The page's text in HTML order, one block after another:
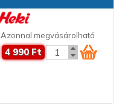
Azonnal megvásárolható
4 990 Ft